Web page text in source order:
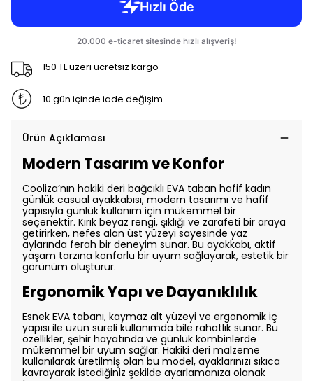
150 TL üzeri ücretsiz kargo
10 gün içinde iade değişim
Ürün Açıklaması
Modern Tasarım ve Konfor
Cooliza’nın hakiki deri bağcıklı EVA taban hafif kadın
günlük casual ayakkabısı, modern tasarımı ve hafif
yapısıyla günlük kullanım için mükemmel bir
seçenektir. Kırık beyaz rengi, şıklığı ve zarafeti bir araya
getirirken, nefes alan üst yüzeyi sayesinde yaz
aylarında ferah bir deneyim sunar. Bu ayakkabı, aktif
yaşam tarzına konforlu bir uyum sağlayarak, estetik bir
görünüm oluşturur.
Ergonomik Yapı ve Dayanıklılık
Esnek EVA tabanı, kaymaz alt yüzeyi ve ergonomik iç
yapısı ile uzun süreli kullanımda bile rahatlık sunar. Bu
özellikler, şehir hayatında ve günlük kombinlerde
mükemmel bir uyum sağlar. Hakiki deri malzeme
kullanılarak üretilmiş olan bu model, ayaklarınızı sıkıca
kavrayarak istediğiniz şekilde ayarlamanıza olanak